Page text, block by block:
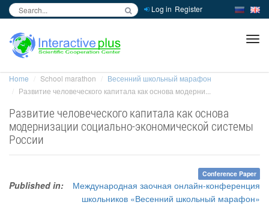
Log in Register
Home School marathon
Весенний школьный марафон
Развитие человеческого капитала как основа модерни...
Развитие человеческого капитала как основа
модернизации социально-экономической системы
России
Conference Paper
Published in:
Международная заочная онлайн-конференция
школьников «Весенний школьный марафон»